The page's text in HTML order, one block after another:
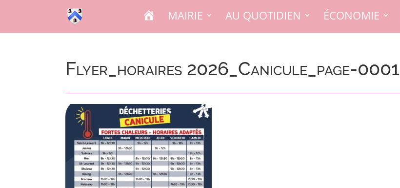
U
MAIRIE AU QUOTIDIEN ÉCONOMIE
Flyer_horaires 2026_Canicule_page-0001